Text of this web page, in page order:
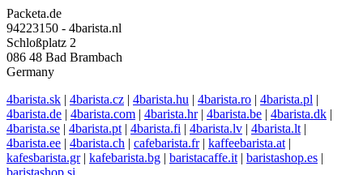
Packeta.de
94223150 - 4barista.nl
Schloßplatz 2
086 48 Bad Brambach
Germany
4barista.sk | 4barista.cz | 4barista.hu | 4barista.ro | 4barista.pl |
4barista.de | 4barista.com | 4barista.hr| 4barista.be | 4barista.dk |
4barista.se | 4barista.pt | 4barista.fi | 4barista.lv | 4barista.lt |
4barista.ee | 4barista.ch | cafebarista.fr| kaffeebarista.at |
kafesbarista.gr| kafebarista.bg | baristacaffe.it | baristashop.es |
baristashop.si